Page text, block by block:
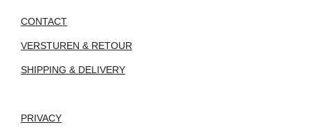
CONTACT
VERSTUREN & RETOUR
SHIPPING & DELIVERY
PRIVACY